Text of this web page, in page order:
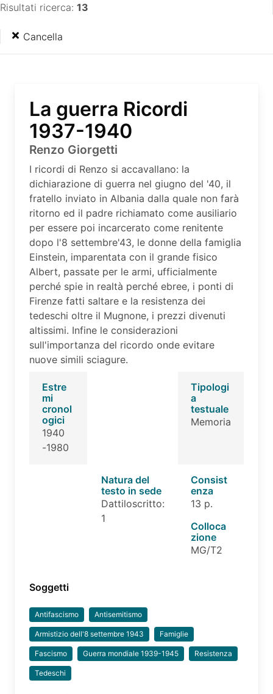
Risultati ricerca: 13
Cancella
La guerra Ricordi
1937-1940
Renzo Giorgetti
I ricordi di Renzo si accavallano: la
dichiarazione di guerra nel giugno del '40, il
fratello inviato in Albania dalla quale non farà
ritorno ed il padre richiamato come ausiliario
per essere poi incarcerato come renitente
dopo l'8 settembre'43, le donne della famiglia
Einstein, imparentata con il grande fisico
Albert, passate per le armi, ufficialmente
perché spie in realtà perché ebree, i ponti di
Firenze fatti saltare e la resistenza dei
tedeschi oltre il Mugnone, i prezzi divenuti
altissimi. Infine le considerazioni
sull'importanza del ricordo onde evitare
nuove simili sciagure.
Estre
mi
cronol
ogici
1940
-1980
Tipologi
a
testuale
Memoria
Natura del
testo in sede
Dattiloscritto:
1
Consist
enza
13 p.
Colloca
zione
MG/T2
Soggetti
Antifascismo Antisemitismo
Armistizio dell'8 settembre 1943 Famiglie
Fascismo Guerra mondiale 1939-1945 Resistenza
Tedeschi